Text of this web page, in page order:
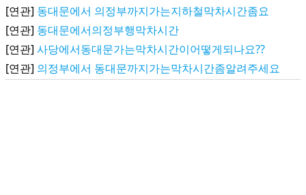
[연관] 동대문에서 의정부까지가는지하철막차시간좀요
[연관] 동대문에서의정부행막차시간
[연관] 사당에서동대문가는막차시간이어떻게되나요??
[연관] 의정부에서 동대문까지가는막차시간좀알려주세요